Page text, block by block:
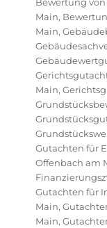
Bewertung
Main,
Main,
Main,
Gutachten für
Offenbach am
Gutachten für
Main,
Main,